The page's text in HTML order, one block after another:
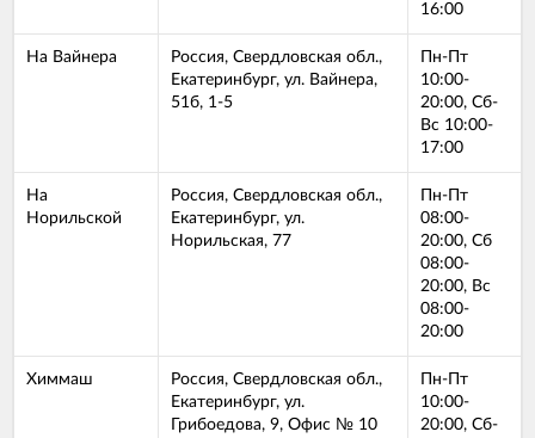
16:00
На Вайнера
Россия, Свердловская обл.,
Екатеринбург, ул. Вайнера,
51б, 1-5
Пн-Пт
10:00-
20:00, Сб-
Вс 10:00-
17:00
На
Норильской
Россия, Свердловская обл.,
Екатеринбург, ул.
Норильская, 77
Пн-Пт
08:00-
20:00, Сб
08:00-
20:00, Вс
08:00-
20:00
Химмаш
Россия, Свердловская обл.,
Екатеринбург, ул.
Грибоедова, 9, Офис № 10
Пн-Пт
10:00-
20:00, Сб-